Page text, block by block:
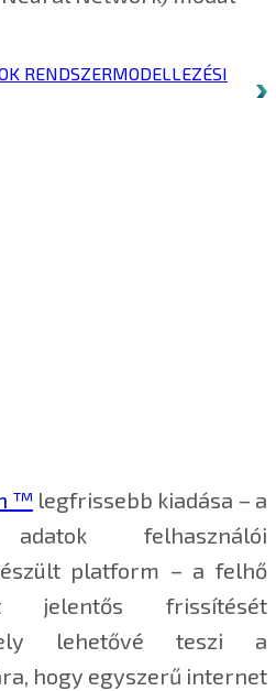
RENDSZERMODELLEZÉSI
™legfrissebb kiadása – a
felhasználói
platform – a felhő
jelentős frissítését
lehetővé teszi a
hogy egyszerű internet